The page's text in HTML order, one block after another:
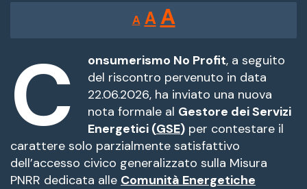
A
Reducir
tamaño
de
fuente.
A Restablecer
tamaño
de
fuente
AAumentar
tamaño
de
fuente.
C onsumerismo No Profit, a seguito
del riscontro pervenuto in data
22.06.2026, ha inviato una nuova
nota formale al Gestore dei Servizi
Energetici (GSE) per contestare il
carattere solo parzialmente satisfattivo
dell’accesso civico generalizzato sulla Misura
PNRR dedicata alle Comunità Energetiche